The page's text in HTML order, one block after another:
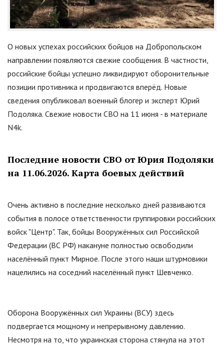
О новых успехах российских бойцов на Добропольском
направлении появляются свежие сообщения. В частности,
российские бойцы успешно ликвидируют оборонительные
позиции противника и продвигаются вперёд. Новые
сведения опубликовал военный блогер и эксперт Юрий
Подоляка. Свежие новости СВО на 11 июня - в материале
N4k.
Последние новости СВО от Юрия Подоляки
на 11.06.2026. Карта боевых действий
Очень активно в последние несколько дней развиваются
события в полосе ответственности группировки российских
войск "Центр". Так, бойцы Вооружённых сил Российской
Федерации (ВС РФ) накануне полностью освободили
населённый пункт Мирное. После этого наши штурмовики
нацелились на соседний населённый пункт Шевченко.
Оборона Вооружённых сил Украины (ВСУ) здесь
подвергается мощному и непрерывному давлению.
Несмотря на то, что украинская сторона стянула на этот